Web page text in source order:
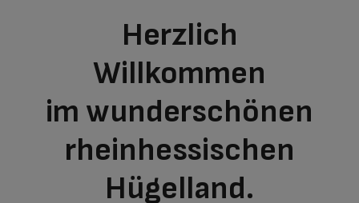
Herzlich
Willkommen
im wunderschönen
rheinhessischen
Hügelland.